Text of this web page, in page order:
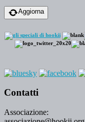
Aggiorna
Contatti
Associazione: